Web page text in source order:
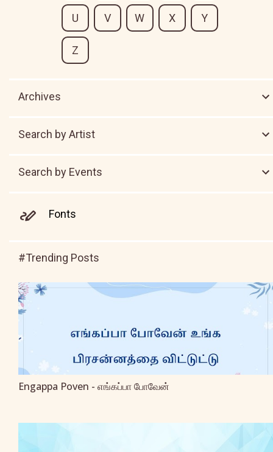
U V W X Y
Z
Archives
Search by Artist
Search by Events
Fonts
#Trending Posts
Engappa Poven - எங்கப்பா போவேன்